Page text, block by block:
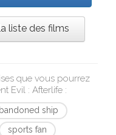
liste des films
que vous pourrez
Evil : Afterlife :
ship
sports fan